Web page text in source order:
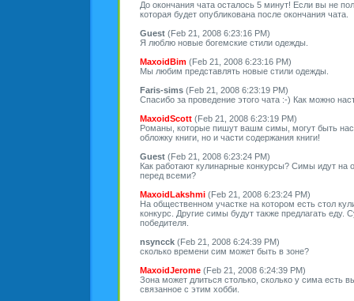
До окончания чата осталось 5 минут! Если вы не
которая будет опубликована после окончания чата.
Guest (Feb 21, 2008 6:23:16 PM)
Я люблю новые богемские стили одежды.
MaxoidBim (Feb 21, 2008 6:23:16 PM)
Мы любим представлять новые стили одежды.
Faris-sims (Feb 21, 2008 6:23:19 PM)
Спасибо за проведение этого чата :-) Как можно
MaxoidScott (Feb 21, 2008 6:23:19 PM)
Романы, которые пишут вашм симы, могут быть
обложку книги, но и части содержания книги!
Guest (Feb 21, 2008 6:23:24 PM)
Как работают кулинарные конкурсы? Симы идут на
перед всеми?
MaxoidLakshmi (Feb 21, 2008 6:23:24 PM)
На общественном участке на котором есть стол
конкурс. Другие симы будут также предлагать
победителя.
nsyncck (Feb 21, 2008 6:24:39 PM)
сколько времени сим может быть в зоне?
MaxoidJerome (Feb 21, 2008 6:24:39 PM)
Зона может длиться столько, сколько у сима есть
связанное с этим хобби.